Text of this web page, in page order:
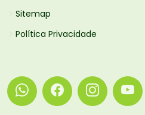
Sitemap
Política Privacidade